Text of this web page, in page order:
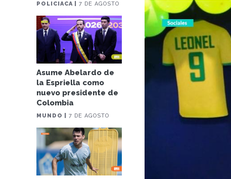
POLICIACA | 7 DE AGOSTO
Asume Abelardo de
la Espriella como
nuevo presidente de
Colombia
MUNDO | 7 DE AGOSTO